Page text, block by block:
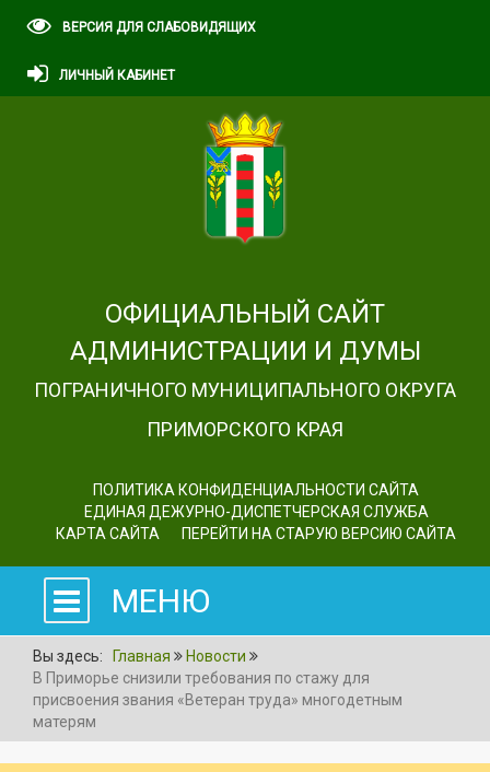
ВЕРСИЯ ДЛЯ СЛАБОВИДЯЩИХ
ЛИЧНЫЙ КАБИНЕТ
ОФИЦИАЛЬНЫЙ САЙТ
АДМИНИСТРАЦИИ И ДУМЫ
ПОГРАНИЧНОГО МУНИЦИПАЛЬНОГО ОКРУГА
ПРИМОРСКОГО КРАЯ
ПОЛИТИКА КОНФИДЕНЦИАЛЬНОСТИ САЙТА
ЕДИНАЯ ДЕЖУРНО-ДИСПЕТЧЕРСКАЯ СЛУЖБА
КАРТА САЙТА
ПЕРЕЙТИ НА СТАРУЮ ВЕРСИЮ САЙТА
МЕНЮ
Вы здесь: Главная
Новости
В Приморье снизили требования по стажу для
присвоения звания «Ветеран труда» многодетным
матерям